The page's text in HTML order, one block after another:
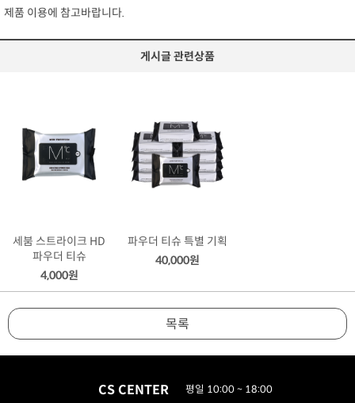
제품 이용에 참고바랍니다.
게시글 관련상품
세붐 스트라이크 HD
파우더 티슈
4,000원
파우더 티슈 특별 기획
40,000원
목록
CS CENTER 평일 10:00 ~ 18:00